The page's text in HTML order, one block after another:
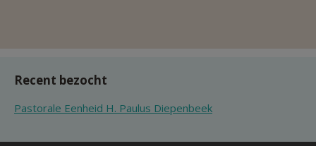
Recent bezocht
Pastorale Eenheid H. Paulus Diepenbeek